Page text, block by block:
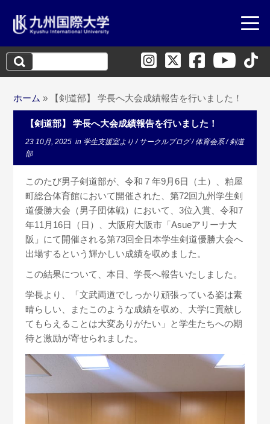
検
索:
ホーム » 【剣道部】 学長へ大会成績報告を行いました！
【剣道部】 学長へ大会成績報告を行いました！
23 10月, 2025 in 学生支援室より/ サークルブログ/体育会系/剣道
部
このたび男子剣道部が、令和７年9月6日（土）、粕屋
町総合体育館において開催された、第72回九州学生剣
道優勝大会（男子団体戦）において、3位入賞、令和7
年11月16日（日）、大阪府大阪市「Asueアリーナ大
阪」にて開催される第73回全日本学生剣道優勝大会へ
出場するという輝かしい成績を収めました。
この結果について、本日、学長へ報告いたしました。
学長より、「文武両道でしっかり頑張っている姿は素
晴らしい、またこのような成績を収め、大学に貢献し
てもらえることは大変ありがたい」と学生たちへの期
待と激励が寄せられました。